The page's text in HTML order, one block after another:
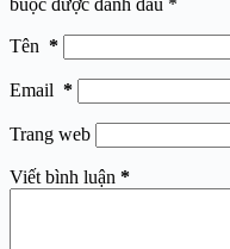
Tên *
Email *
Trang web
Viết bình luận *